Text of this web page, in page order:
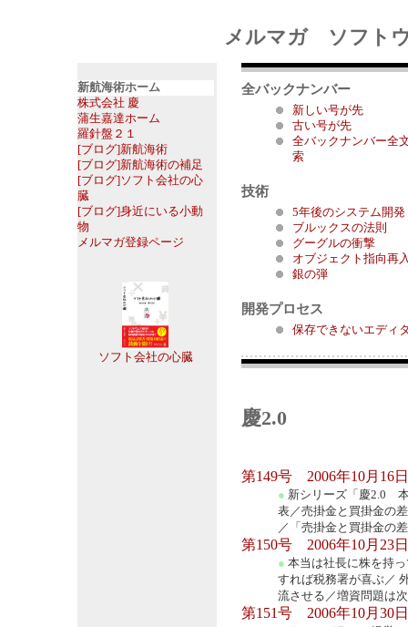
メルマガ ソフト
新航海術ホーム
株式会社 慶
蒲生嘉達ホーム
羅針盤２１
[ブログ]新航海術
[ブログ]新航海術の補足
[ブログ]ソフト会社の心
臓
[ブログ]身近にいる小動
物
メルマガ登録ページ
ソフト会社の心臓
全バックナンバー
新しい号が先
古い号が先
全バックナンバー全
索
技術
5年後のシステム開発
ブルックスの法則
グーグルの衝撃
オブジェクト指向再
銀の弾
開発プロセス
保存できないエディ
慶2.0
第149号 2006年10月16日
● 新シリーズ「慶2.0
表／売掛金と買掛金の
／「売掛金と買掛金の
第150号 2006年10月23日
● 本当は社長に株を持
すれば税務署が喜ぶ／
流させる／増資問題は
第151号 2006年10月30日